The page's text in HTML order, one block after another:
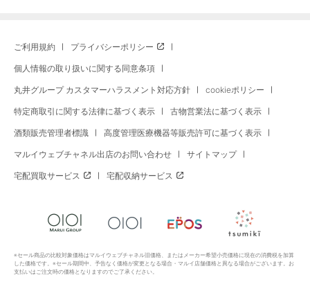
ご利用規約 プライバシーポリシー
個人情報の取り扱いに関する同意条項
丸井グループ カスタマーハラスメント対応方針 cookieポリシー
特定商取引に関する法律に基づく表示 古物営業法に基づく表示
酒類販売管理者標識 高度管理医療機器等販売許可に基づく表示
マルイウェブチャネル出店のお問い合わせ サイトマップ
宅配買取サービス 宅配収納サービス
※セール商品の比較対象価格はマルイウェブチャネル旧価格、またはメーカー希望小売価格に現在の消費税を加算
した価格です。※セール期間中、予告なく価格が変更となる場合・マルイ店舗価格と異なる場合がございます。お
支払いはご注文時の価格となりますのでご了承ください。